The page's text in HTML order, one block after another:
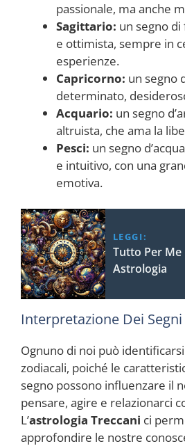
passionale, ma anche
Sagittario: un segno
e ottimista, sempre in
esperienze.
Capricorno: un segno
determinato,
Acquario: un segno
altruista, che ama la
Pesci: un segno
e intuitivo, con una
emotiva.
LEGGI:
Tutto Per Me
Astrologia
Interpretazione Dei
Ognuno di noi può
zodiacali, poiché le
segno possono influenzare il
pensare, agire e relazionarci
L’astrologia Treccani ci
approfondire le nostre